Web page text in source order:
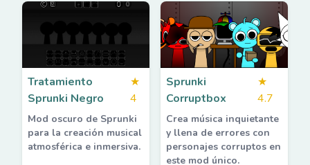
Tratamiento
Sprunki Negro
★
4
Mod oscuro de Sprunki
para la creación musical
atmosférica e inmersiva.
Sprunki
Corruptbox
★
4.7
Crea música inquietante
y llena de errores con
personajes corruptos en
este mod único.